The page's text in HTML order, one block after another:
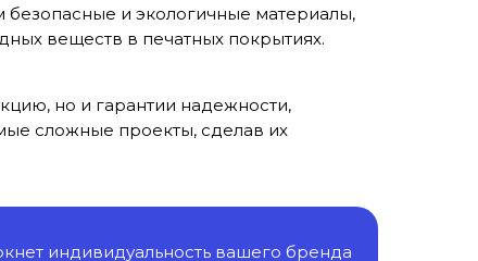
безопасные и экологичные материалы,
веществ в печатных покрытиях.
но и гарантии надежности,
сложные проекты, сделав их
индивидуальность вашего бренда